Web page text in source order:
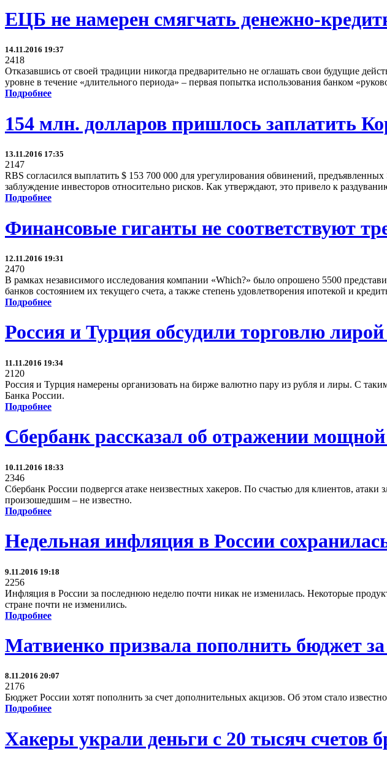
ЕЦБ не намерен смягчать денежно-
14.11.2016 19:37
2418
Отказавшись от своей традиции никогда предварительно не оглашать свои будущие
уровне в течение «длительного периода» – первая попытка использования банком
Подробнее
154 млн. долларов пришлось заплатить
13.11.2016 17:35
2147
RBS согласился выплатить $ 153 700 000 для урегулирования обвинений,
заблуждение инвесторов относительно рисков. Как утверждают, это привело к
Подробнее
Финансовые гиганты не соответствуют
12.11.2016 19:31
2470
В рамках независимого исследования компании «Which?» было опрошено 5500
банков состоянием их текущего счета, а также степень удовлетворения ипотекой и
Подробнее
Россия и Турция обсудили торговлю
11.11.2016 19:34
2120
Россия и Турция намерены организовать на бирже валютно пару из рубля и лиры. С
Банка России.
Подробнее
Сбербанк рассказал об отражении
10.11.2016 18:33
2346
Сбербанк России подвергся атаке неизвестных хакеров. По счастью для клиентов,
произошедшим – не известно.
Подробнее
Недельная инфляция в России
9.11.2016 19:18
2256
Инфляция в России за последнюю неделю почти никак не изменилась. Некоторые
стране почти не изменились.
Подробнее
Матвиенко призвала пополнить бюджет
8.11.2016 20:07
2176
Бюджет России хотят пополнить за счет дополнительных акцизов. Об этом стало
Подробнее
Хакеры украли деньги с 20 тысяч счетов